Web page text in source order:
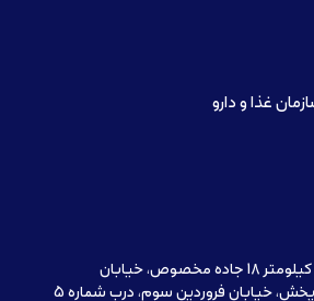
غذا و دارو
آدرس دفتر مرکزی : تهران، کیلومتر 18 جاده مخصوص، خیابان
خیابان فروردین سوم، درب شماره 5